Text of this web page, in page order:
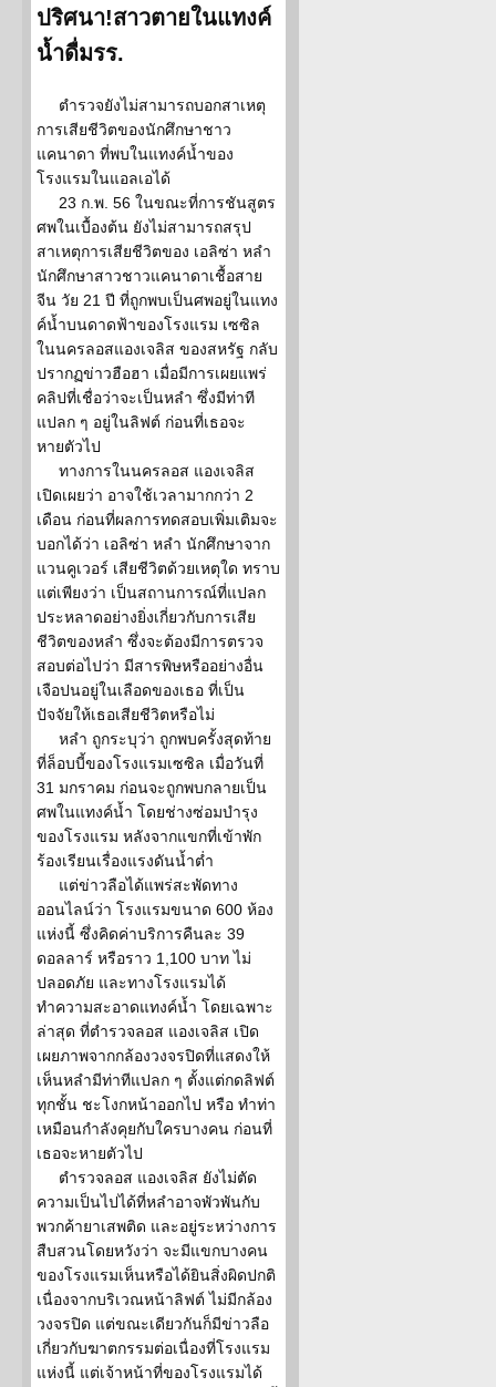
ปริศนา!สาวตายในแทงค์
น้ำดื่มรร.
ตำรวจยังไม่สามารถบอกสาเหตุ
การเสียชีวิตของนักศึกษาชาว
แคนาดา ที่พบในแทงค์น้ำของ
โรงแรมในแอลเอได้
23 ก.พ. 56 ในขณะที่การชันสูตร
ศพในเบื้องต้น ยังไม่สามารถสรุป
สาเหตุการเสียชีวิตของ เอลิซ่า หลำ
นักศึกษาสาวชาวแคนาดาเชื้อสาย
จีน วัย 21 ปี ที่ถูกพบเป็นศพอยู่ในแทง
ค์น้ำบนดาดฟ้าของโรงแรม เซซิล
ในนครลอสแองเจลิส ของสหรัฐ กลับ
ปรากฏข่าวฮือฮา เมื่อมีการเผยแพร่
คลิปที่เชื่อว่าจะเป็นหลำ ซึ่งมีท่าที
แปลก ๆ อยู่ในลิฟต์ ก่อนที่เธอจะ
หายตัวไป
ทางการในนครลอส แองเจลิส
เปิดเผยว่า อาจใช้เวลามากกว่า 2
เดือน ก่อนที่ผลการทดสอบเพิ่มเติมจะ
บอกได้ว่า เอลิซ่า หลำ นักศึกษาจาก
แวนคูเวอร์ เสียชีวิตด้วยเหตุใด ทราบ
แต่เพียงว่า เป็นสถานการณ์ที่แปลก
ประหลาดอย่างยิ่งเกี่ยวกับการเสีย
ชีวิตของหลำ ซึ่งจะต้องมีการตรวจ
สอบต่อไปว่า มีสารพิษหรืออย่างอื่น
เจือปนอยู่ในเลือดของเธอ ที่เป็น
ปัจจัยให้เธอเสียชีวิตหรือไม่
หลำ ถูกระบุว่า ถูกพบครั้งสุดท้าย
ที่ล็อบบี้ของโรงแรมเซซิล เมื่อวันที่
31 มกราคม ก่อนจะถูกพบกลายเป็น
ศพในแทงค์น้ำ โดยช่างซ่อมบำรุง
ของโรงแรม หลังจากแขกที่เข้าพัก
ร้องเรียนเรื่องแรงดันน้ำต่ำ
แต่ข่าวลือได้แพร่สะพัดทาง
ออนไลน์ว่า โรงแรมขนาด 600 ห้อง
แห่งนี้ ซึ่งคิดค่าบริการคืนละ 39
ดอลลาร์ หรือราว 1,100 บาท ไม่
ปลอดภัย และทางโรงแรมได้
ทำความสะอาดแทงค์น้ำ โดยเฉพาะ
ล่าสุด ที่ตำรวจลอส แองเจลิส เปิด
เผยภาพจากกล้องวงจรปิดที่แสดงให้
เห็นหลำมีท่าทีแปลก ๆ ตั้งแต่กดลิฟต์
ทุกชั้น ชะโงกหน้าออกไป หรือ ทำท่า
เหมือนกำลังคุยกับใครบางคน ก่อนที่
เธอจะหายตัวไป
ตำรวจลอส แองเจลิส ยังไม่ตัด
ความเป็นไปได้ที่หลำอาจพัวพันกับ
พวกค้ายาเสพติด และอยู่ระหว่างการ
สืบสวนโดยหวังว่า จะมีแขกบางคน
ของโรงแรมเห็นหรือได้ยินสิ่งผิดปกติ
เนื่องจากบริเวณหน้าลิฟต์ ไม่มีกล้อง
วงจรปิด แต่ขณะเดียวกันก็มีข่าวลือ
เกี่ยวกับฆาตกรรมต่อเนื่องที่โรงแรม
แห่งนี้ แต่เจ้าหน้าที่ของโรงแรมได้